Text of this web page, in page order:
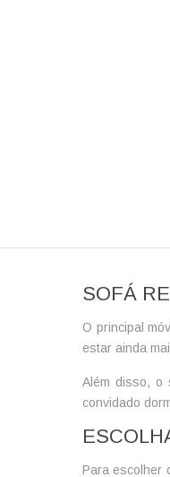
SOFÁ
O principal
estar ainda
Além disso, o
convidado
Para escolher